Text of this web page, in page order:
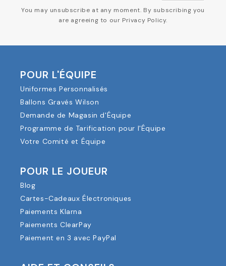
You may unsubscribe at any moment. By subscribing you
are agreeing to our Privacy Policy.
POUR L'ÉQUIPE
Uniformes Personnalisés
Ballons Gravés Wilson
Demande de Magasin d'Équipe
Programme de Tarification pour l'Équipe
Votre Comité et Équipe
POUR LE JOUEUR
Blog
Cartes-Cadeaux Électroniques
Paiements Klarna
Paiements ClearPay
Paiement en 3 avec PayPal